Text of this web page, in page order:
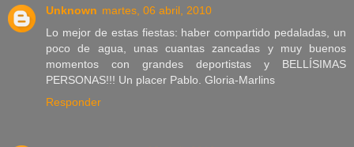
Unknown martes, 06 abril, 2010
Lo mejor de estas fiestas: haber compartido pedaladas, un
poco de agua, unas cuantas zancadas y muy buenos
momentos con grandes deportistas y BELLÍSIMAS
PERSONAS!!! Un placer Pablo. Gloria-Marlins
Responder